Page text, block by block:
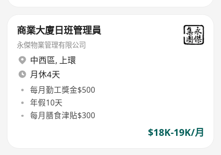
商業大廈日班管理員
永傑物業管理有限公司
中西區, 上環
月休4天
每月勤工獎金$500
年假10天
每月膳食津貼$300
$18K-19K/月